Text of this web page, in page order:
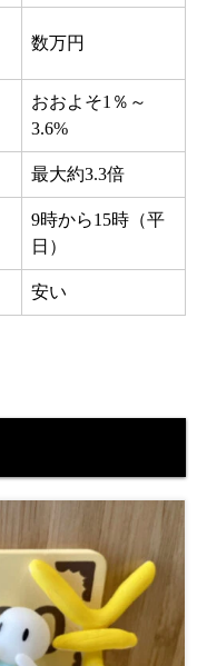
数万円
おおよそ1％～
3.6%
最大約3.3倍
9時から15時（平
日）
安い